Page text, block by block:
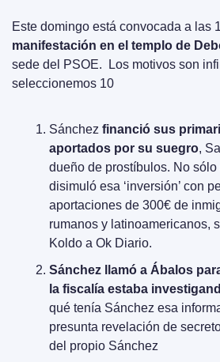
manifestación en el templo de
sede del PSOE.  Los motivos son
seleccionemos 10
Sánchez financió sus
aportados por su suegro,
dueño de prostíbulos. No
disimuló esa ‘inversión’ con
aportaciones de 300€ de
rumanos y latinoamericanos,
Koldo a Ok Diario.
Sánchez llamó a Ábalos
la fiscalía estaba
qué tenía Sánchez esa
presunta revelación de
del propio Sánchez